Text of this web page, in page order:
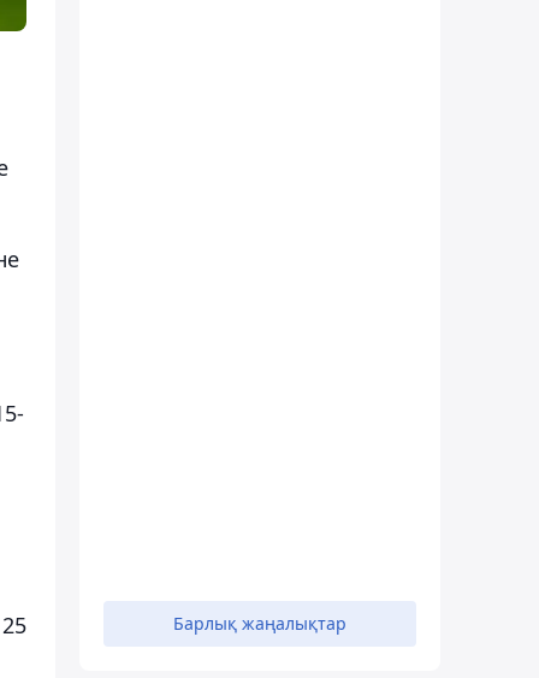
Барлық жаңалықтар